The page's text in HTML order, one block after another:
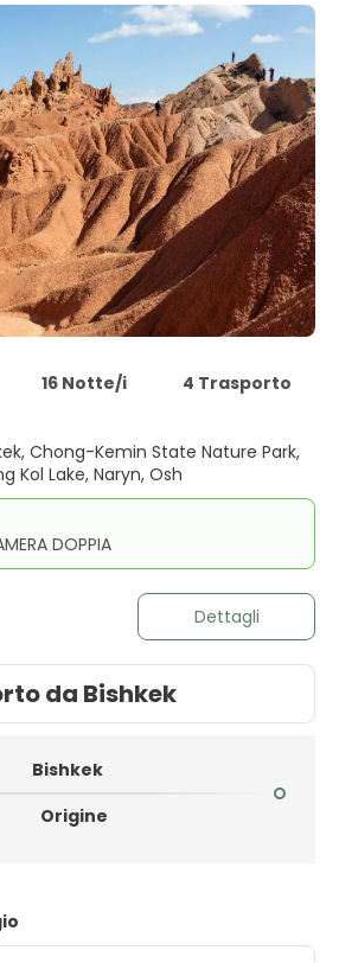
16 Notte/i
4 Trasporto
Chong-Kemin State Nature Park,
Kol Lake, Naryn, Osh
DOPPIA
Dettagli
da Bishkek
Bishkek
Origine